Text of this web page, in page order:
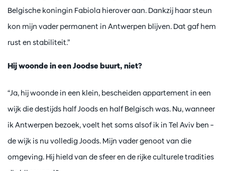
Belgische koningin Fabiola hierover aan. Dankzij haar steun
kon mijn vader permanent in Antwerpen blijven. Dat gaf hem
rust en stabiliteit.”
Hij woonde in een Joodse buurt, niet?
“Ja, hij woonde in een klein, bescheiden appartement in een
wijk die destijds half Joods en half Belgisch was. Nu, wanneer
ik Antwerpen bezoek, voelt het soms alsof ik in Tel Aviv ben –
de wijk is nu volledig Joods. Mijn vader genoot van die
omgeving. Hij hield van de sfeer en de rijke culturele tradities